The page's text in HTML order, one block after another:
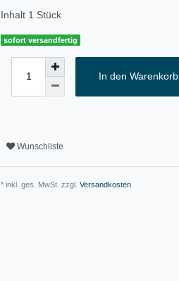
Inhalt 1 Stück
sofort versandfertig
In den Warenkorb
Wunschliste
* inkl. ges. MwSt. zzgl. Versandkosten